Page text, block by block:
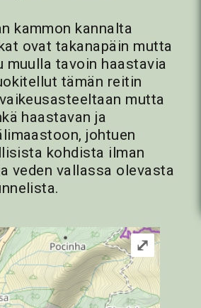
kammon kannalta
ovat takanapäin mutta
muulla tavoin haastavia
tämän reitin
mutta
haastavan ja
johtuen
kohdista ilman
veden vallassa olevasta
⤢